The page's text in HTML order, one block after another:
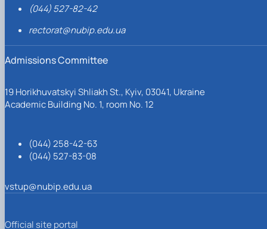
(044) 527-82-42
rectorat@nubip.edu.ua
Admissions Committee
19 Horikhuvatskyi Shliakh St., Kyiv, 03041, Ukraine
Academic Building No. 1, room No. 12
(044) 258-42-63
(044) 527-83-08
vstup@nubip.edu.ua
Official site portal